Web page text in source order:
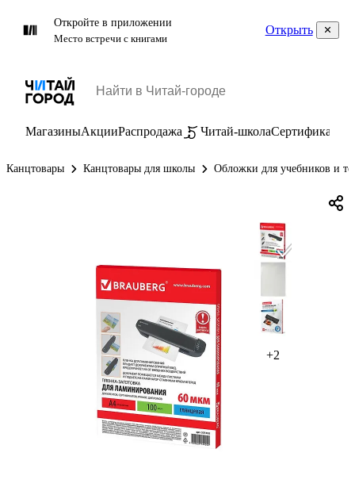
Откройте в приложении
Место встречи с книгами
Открыть
МагазиныАкцииРаспродажа Читай-школаСертификаты
Канцтовары Канцтовары для школы Обложки для учебников и
+2